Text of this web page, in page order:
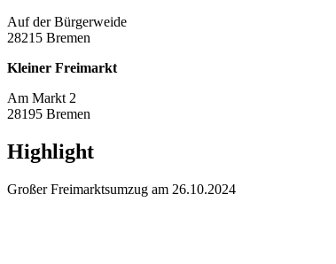
Auf der Bürgerweide
28215 Bremen
Kleiner Freimarkt
Am Markt 2
28195 Bremen
Highlight
Großer Freimarktsumzug am 26.10.2024